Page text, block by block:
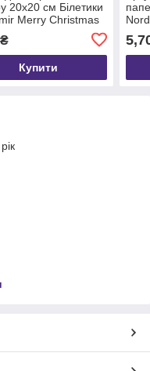
20х20 см Білетики
Merry Christmas
Купити